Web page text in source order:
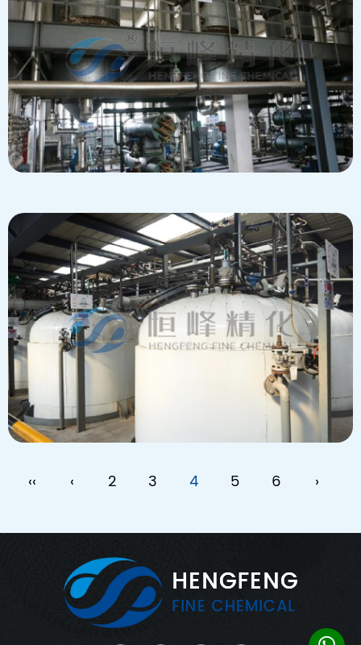
‹‹ ‹ 2 3 4 5 6 ›